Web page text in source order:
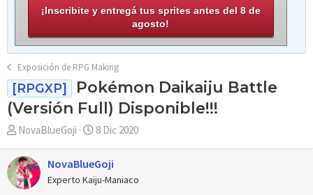
¡Inscribite y entregá tus sprites antes del 8 de
agosto!
Exposición de RPG Making
[RPGXP]
Pokémon Daikaiju Battle
(Versión Full) Disponible!!!
A
t
o
r
NovaBlueGoji
F
c
h
a
8 Dic 2020
NovaBlueGoji
Experto Kaiju-Maniaco